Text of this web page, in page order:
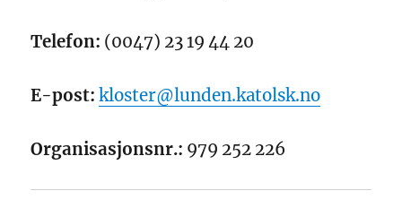
Telefon: (0047) 23 19 44 20
E-post: kloster@lunden.katolsk.no
Organisasjonsnr.: 979 252 226